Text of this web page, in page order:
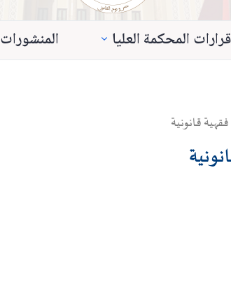
المحكمة العليا المنشورات
قانونية